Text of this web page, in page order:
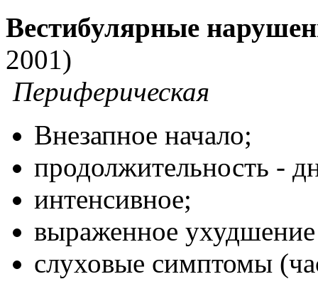
Вестибулярные
2001)
Периферическая
Внезапное начало;
продолжительность -
интенсивное;
выраженное
слуховые симптомы